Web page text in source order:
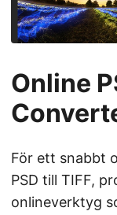
Online
För ett snabbt
PSD till TIFF,
onlineverktyg